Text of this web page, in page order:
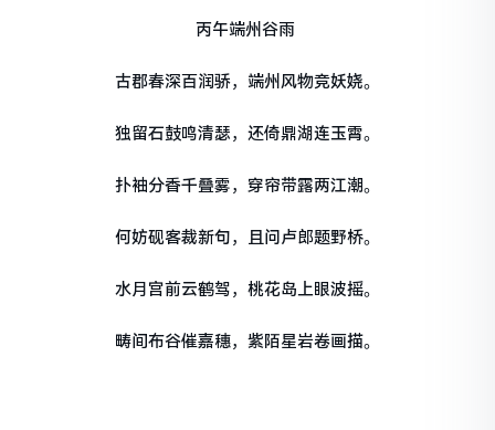
丙午端州谷雨
古郡春深百润骄，端州风物竞妖娆。
独留石鼓鸣清瑟，还倚鼎湖连玉霄。
扑袖分香千叠雾，穿帘带露两江潮。
何妨砚客裁新句，且问卢郎题野桥。
水月宫前云鹤驾，桃花岛上眼波摇。
畴间布谷催嘉穗，紫陌星岩卷画描。